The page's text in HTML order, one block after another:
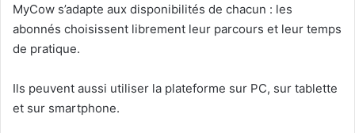
MyCow s’adapte aux disponibilités de chacun : les
abonnés choisissent librement leur parcours et leur temps
de pratique.
Ils peuvent aussi utiliser la plateforme sur PC, sur tablette
et sur smartphone.